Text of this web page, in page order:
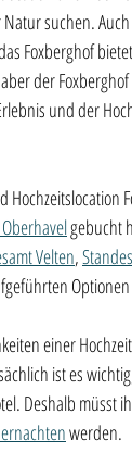
suchen.
Foxberghof
der
und der
gebucht
Velten,
einer
ist es
Deshalb müsst
werden.